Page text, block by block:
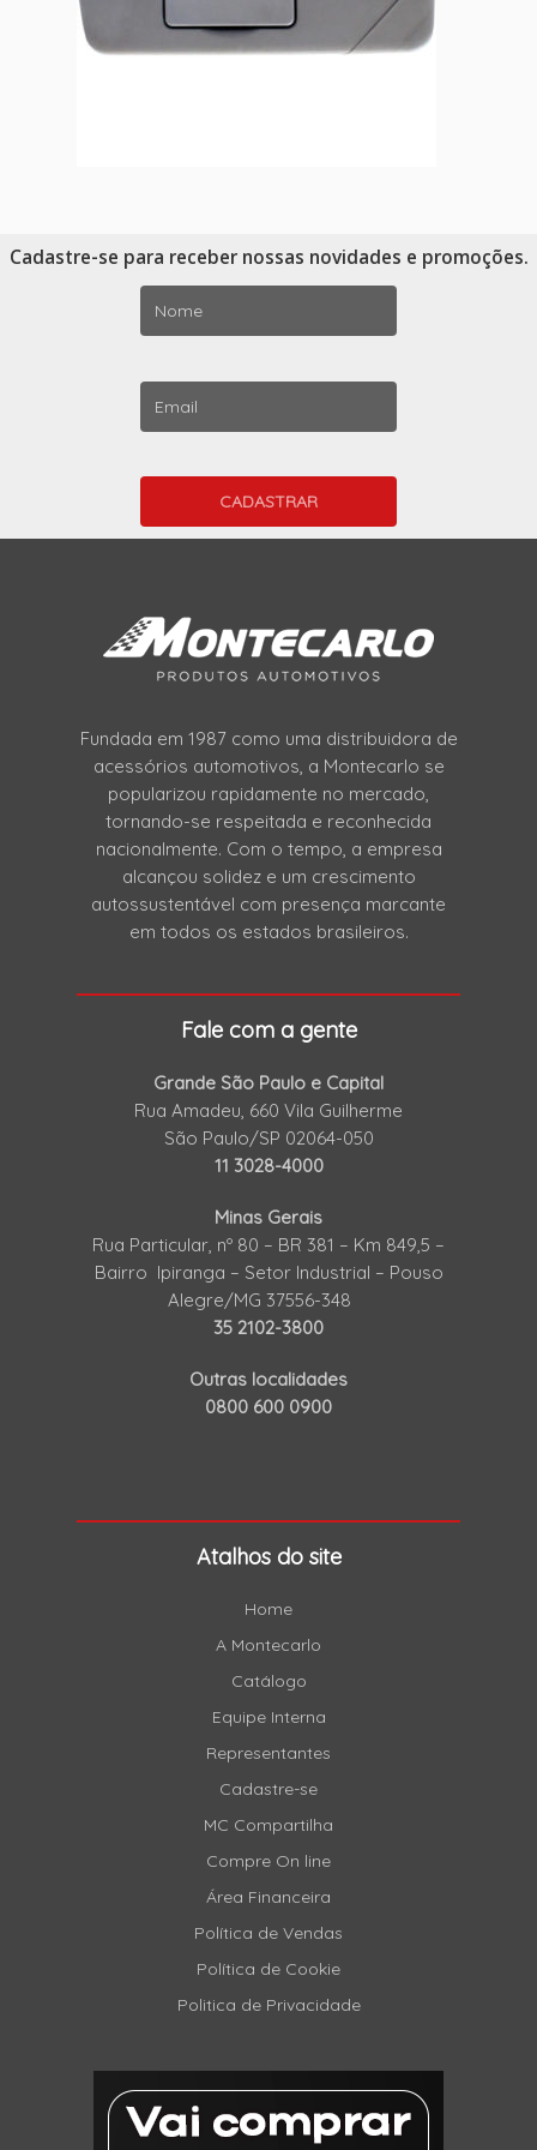
Cadastre-se para receber nossas novidades e promoções.
Fundada em 1987 como uma distribuidora de
acessórios automotivos, a Montecarlo se
popularizou rapidamente no mercado,
tornando-se respeitada e reconhecida
nacionalmente. Com o tempo, a empresa
alcançou solidez e um crescimento
autossustentável com presença marcante
em todos os estados brasileiros.
Fale com a gente
Grande São Paulo e Capital
Rua Amadeu, 660 Vila Guilherme
São Paulo/SP 02064-050
11 3028-4000
Minas Gerais
Rua Particular, nº 80 – BR 381 – Km 849,5 –
Bairro Ipiranga – Setor Industrial – Pouso
Alegre/MG 37556-348
35 2102-3800
Outras localidades
0800 600 0900
Atalhos do site
Home
A Montecarlo
Catálogo
Equipe Interna
Representantes
Cadastre-se
MC Compartilha
Compre On line
Área Financeira
Política de Vendas
Política de Cookie
Politica de Privacidade